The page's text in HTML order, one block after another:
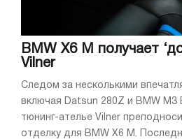
BMW X6 M получает
Vilner
Следом за несколькими
включая Datsun 280Z и BMW M3
тюнинг-ателье Vilner
отделку для BMW X6 M.